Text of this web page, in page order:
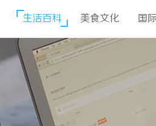
生活百科 美食文化 国